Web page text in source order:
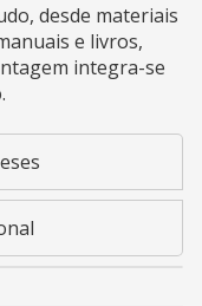
desde materiais
e livros,
integra-se